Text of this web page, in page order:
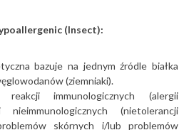
(Insect):
bazuje na jednym źródle białka
(ziemniaki).
reakcji immunologicznych (alergii
(nietolerancji
skórnych i/lub problemów